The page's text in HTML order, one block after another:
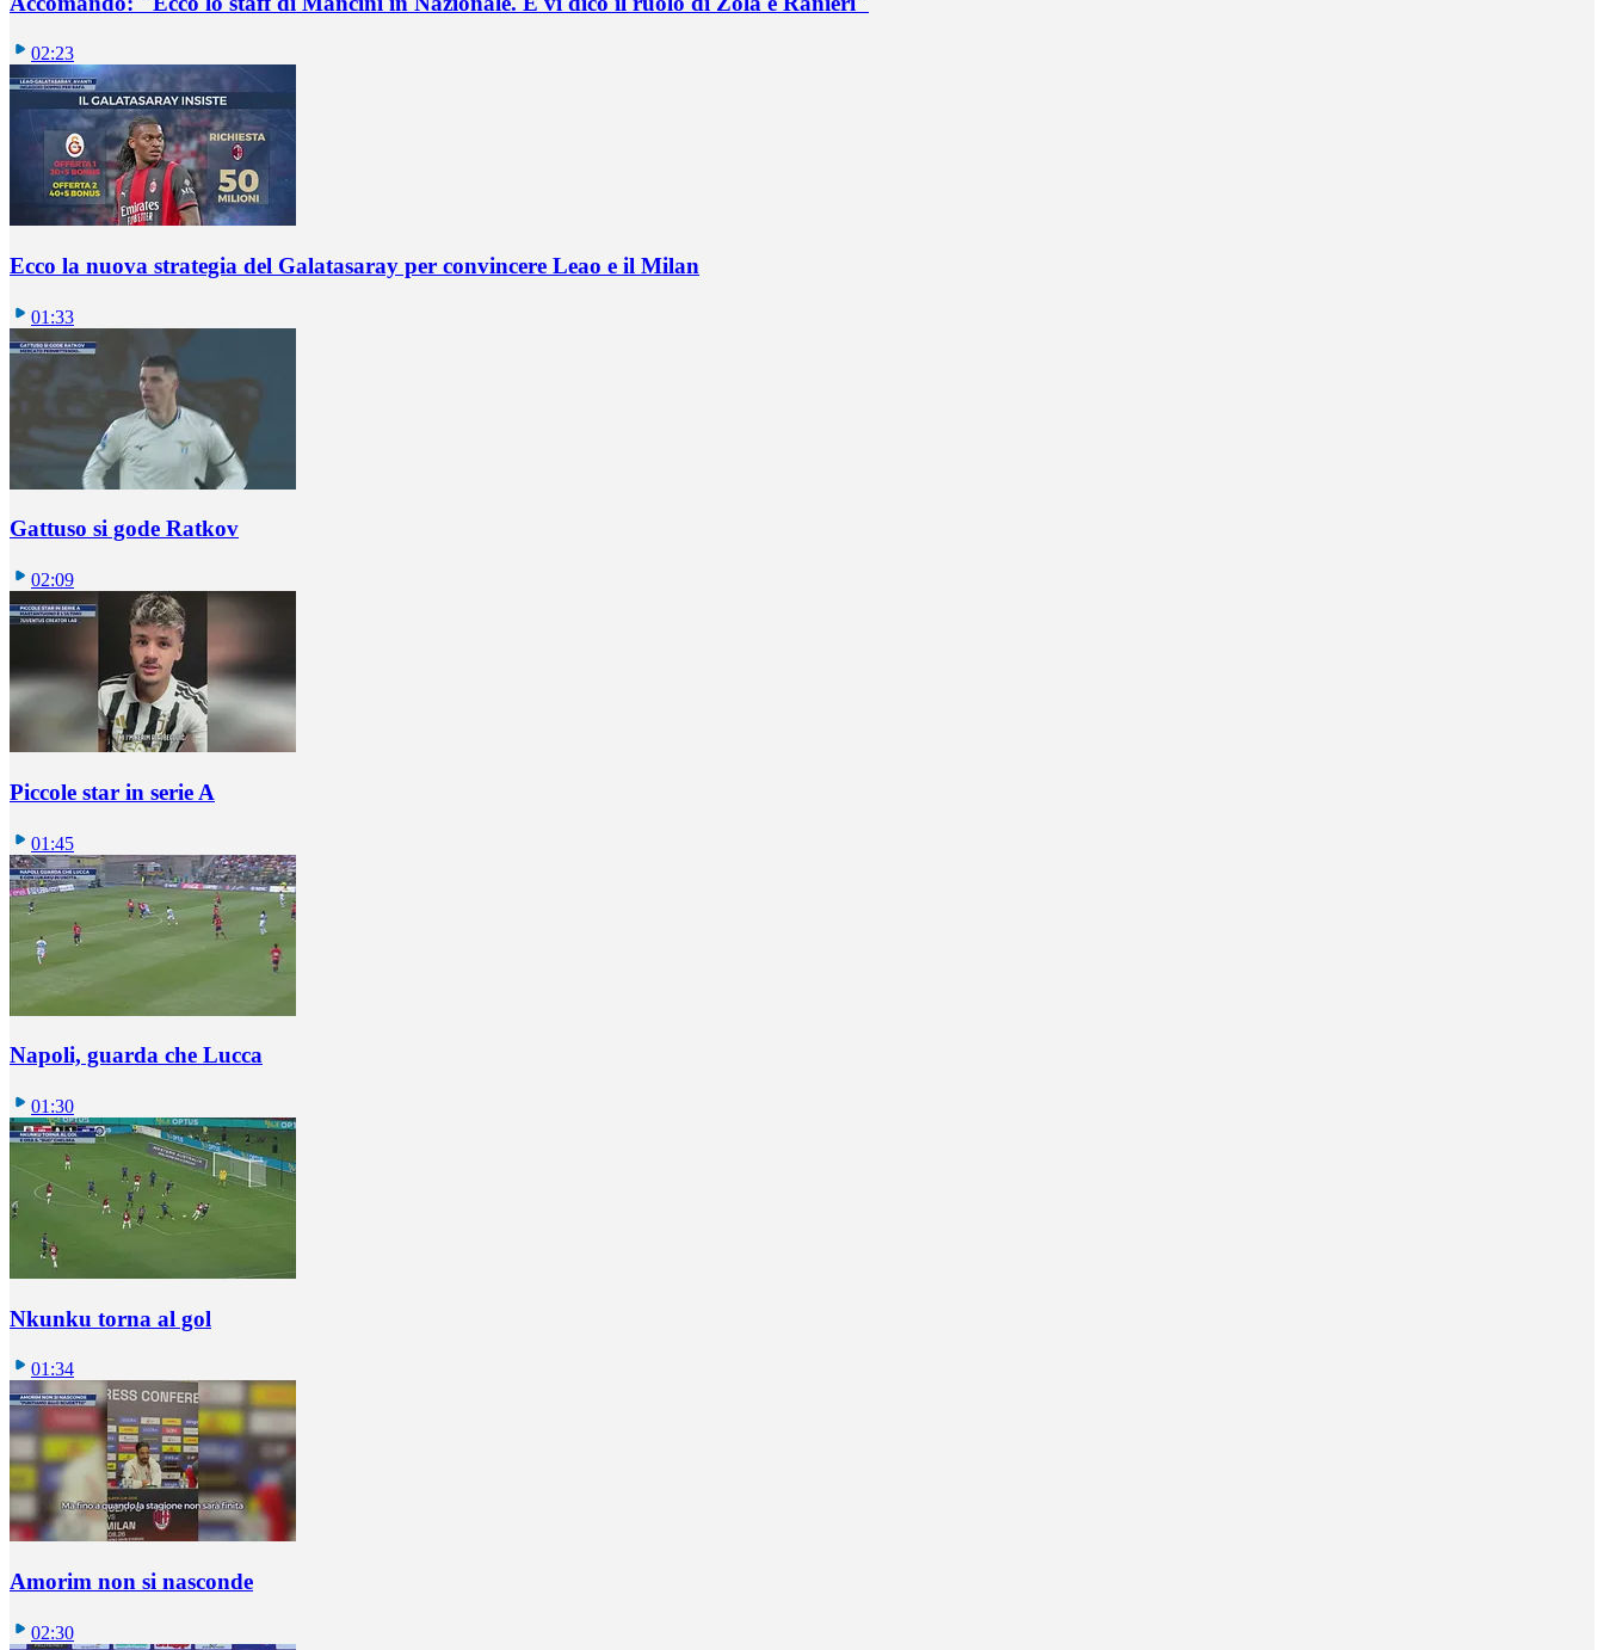
02:23
Ecco la nuova strategia del Galatasaray per convincere Leao e il Milan
01:33
Gattuso si gode Ratkov
02:09
Piccole star in serie A
01:45
Napoli, guarda che Lucca
01:30
Nkunku torna al gol
01:34
Amorim non si nasconde
02:30